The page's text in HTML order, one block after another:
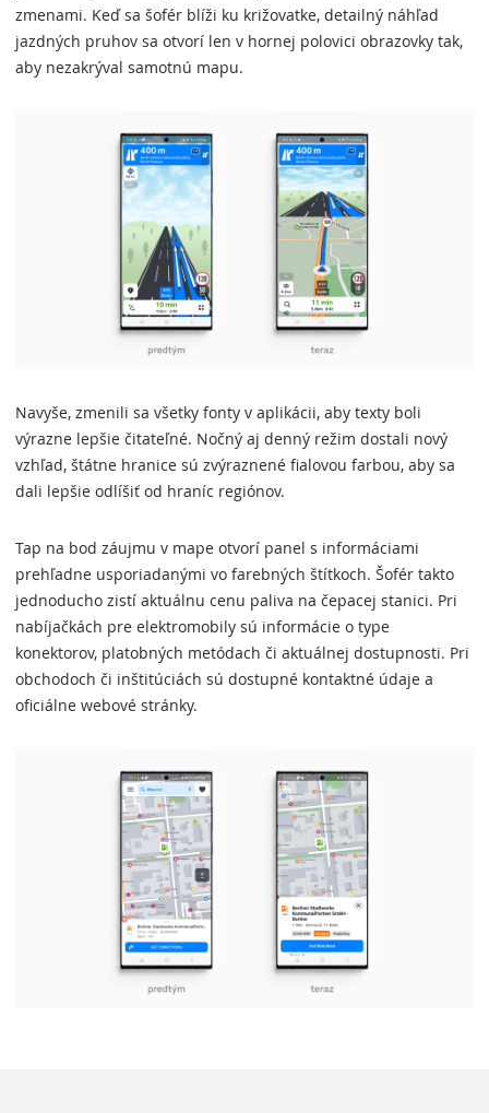
zmenami. Keď sa šofér blíži ku križovatke, detailný náhľad
jazdných pruhov sa otvorí len v hornej polovici obrazovky tak,
aby nezakrýval samotnú mapu.
Navyše, zmenili sa všetky fonty v aplikácii, aby texty boli
výrazne lepšie čitateľné. Nočný aj denný režim dostali nový
vzhľad, štátne hranice sú zvýraznené fialovou farbou, aby sa
dali lepšie odlíšiť od hraníc regiónov.
Tap na bod záujmu v mape otvorí panel s informáciami
prehľadne usporiadanými vo farebných štítkoch. Šofér takto
jednoducho zistí aktuálnu cenu paliva na čepacej stanici. Pri
nabíjačkách pre elektromobily sú informácie o type
konektorov, platobných metódach či aktuálnej dostupnosti. Pri
obchodoch či inštitúciách sú dostupné kontaktné údaje a
oficiálne webové stránky.